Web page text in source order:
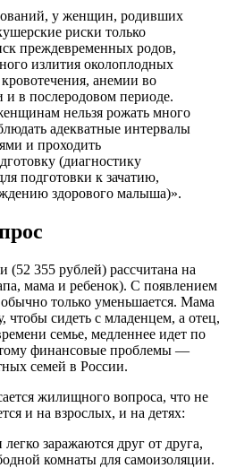
у женщин, родивших
риски только
преждевременных родов,
излития околоплодных
анемии во
и в послеродовом периоде.
нельзя рожать много
адекватные интервалы
и проходить
(диагностику
подготовки к зачатию,
здорового малыша)».
(52 355 рублей) рассчитана на
мама и ребенок). С появлением
только уменьшается. Мама
чтобы сидеть с младенцем, а отец,
семье, медленнее идет по
финансовые проблемы —
семей в России.
жилищного вопроса, что не
и на взрослых, и на детях:
заражаются друг от друга,
комнаты для самоизоляции.